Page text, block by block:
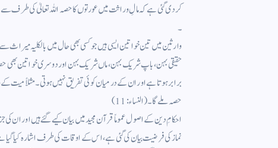
کردی گئی ہے کہ مالِ وراثت میں عورتوں کا حصہ اللہ تعالیٰ کی طرف سے
۔
وارثین میں تین خواتین ایسی ہیں جو کسی بھی حال میں بالکلیہ میراث
حقیقی بہن ، باپ شریک بہن ، ماں شریک بہن اور دوسری خواتین بھی
برابر ہوتا ہے اور ان کے درمیان کوئی تفریق نہیں ہوتی ۔ مثلاً میت
حصہ ملے گا ۔ (النساء : 11)
احکامِ دین کے اصول عموماً قرآن مجید میں بیان کیے گئے ہیں اور ان
نماز کی فرضیت بیان کی گئی ہے ، اس کے اوقات کی طرف اشارہ کیا گیا